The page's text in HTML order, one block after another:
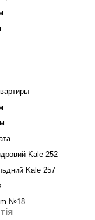
Kale 252
Kale 257
№18